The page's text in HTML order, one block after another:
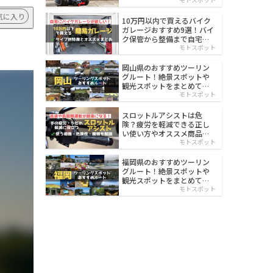
に入り
10万円以内で買えるバイク
ガレージおすすめ9選！バイ
ク保管から整備まで自宅で
モトスポット
岡山県のおすすめツーリン
グルート！絶景スポットや
観光スポットをまとめて紹
モトスポット
スロットルアシストは危
険？疲労を軽減できる正し
い使い方やオススメ商品を
モトスポット
福岡県のおすすめツーリン
グルート！絶景スポットや
観光スポットをまとめて紹
モトスポット